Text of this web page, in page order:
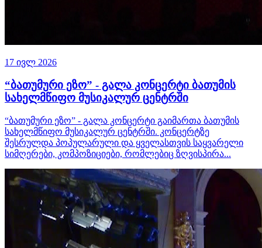
17 ივლ 2026
“ბათუმური ეზო” - გალა კონცერტი ბათუმის
სახელმწიფო მუსიკალურ ცენტრში
“ბათუმური ეზო” - გალა კონცერტი გაიმართა ბათუმის
სახელმწიფო მუსიკალურ ცენტრში. კონცერტზე
შესრულდა პოპულარული და ყველასთვის საყვარელი
სიმღერები, კომპოზიციები, რომლებიც ზღვისპირა...